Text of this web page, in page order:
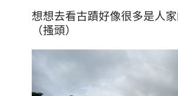
想想去看古蹟好像很多是人家
（搔頭）